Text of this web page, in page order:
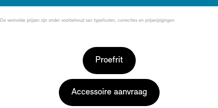
De vermelde prijzen zijn onder voorbehoud van typefouten, correcties en prijswijzigingen.
Proefrit
Accessoire aanvraag